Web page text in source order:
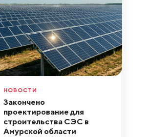
НОВОСТИ
Закончено
проектирование для
строительства СЭС в
Амурской области